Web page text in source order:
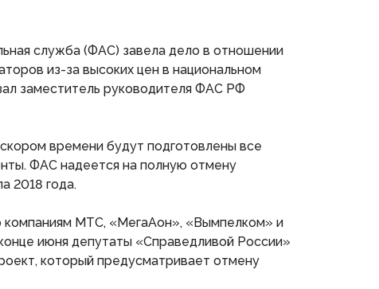
служба (ФАС) завела дело в отношении
из-за высоких цен в национальном
заместитель руководителя ФАС РФ
времени будут подготовлены все
ФАС надеется на полную отмену
2018 года.
компаниям МТС, «МегаAон», «Вымпелком» и
июня депутаты «Справедливой России»
который предусматривает отмену